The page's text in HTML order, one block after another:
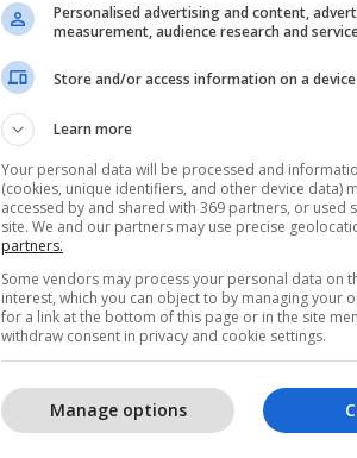
Personalised advertising and content,
measurement, audience research and
Store and/or access information on a device
Learn more
Your personal data will be processed and
(cookies, unique identifiers, and other device data)
accessed by and shared with 369 partners, or used
site. We and our partners may use precise
partners.
Some vendors may process your personal data on
interest, which you can object to by managing your
for a link at the bottom of this page or in the site
withdraw consent in privacy and cookie settings.
Manage options